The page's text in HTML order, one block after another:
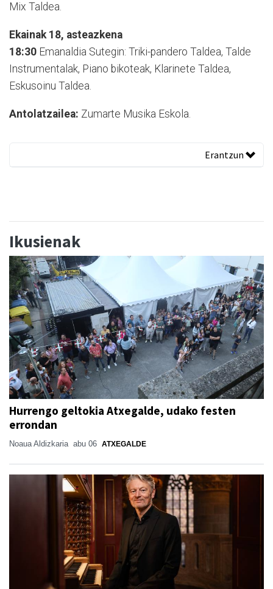
Mix Taldea.
Ekainak 18, asteazkena
18:30 Emanaldia Sutegin: Triki-pandero Taldea, Talde
Instrumentalak, Piano bikoteak, Klarinete Taldea,
Eskusoinu Taldea.
Antolatzailea: Zumarte Musika Eskola.
Erantzun
Ikusienak
Hurrengo geltokia Atxegalde, udako festen
errondan
Noaua Aldizkaria abu 06 ATXEGALDE